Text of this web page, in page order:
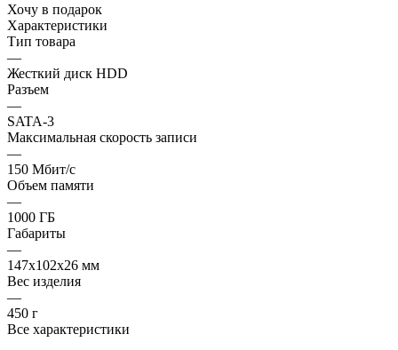
Хочу в подарок
Характеристики
Тип товара
—
Жесткий диск HDD
Разъем
—
SATA-3
Максимальная скорость записи
—
150 Мбит/с
Объем памяти
—
1000 ГБ
Габариты
—
147x102x26 мм
Вес изделия
—
450 г
Все характеристики